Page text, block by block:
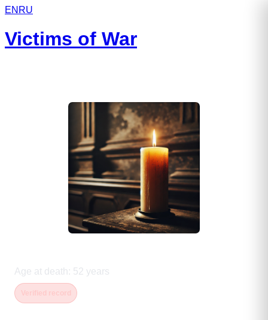
EN RU
Victims of War
Age at death : 52 years